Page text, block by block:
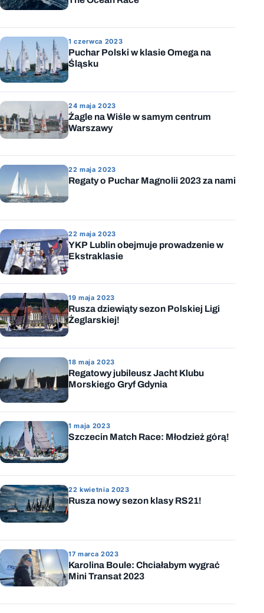
1 czerwca 2023
Puchar Polski w klasie Omega na
Śląsku
24 maja 2023
Żagle na Wiśle w samym centrum
Warszawy
22 maja 2023
Regaty o Puchar Magnolii 2023 za nami
22 maja 2023
YKP Lublin obejmuje prowadzenie w
Ekstraklasie
19 maja 2023
Rusza dziewiąty sezon Polskiej Ligi
Żeglarskiej!
18 maja 2023
Regatowy jubileusz Jacht Klubu
Morskiego Gryf Gdynia
1 maja 2023
Szczecin Match Race: Młodzież górą!
22 kwietnia 2023
Rusza nowy sezon klasy RS21!
17 marca 2023
Karolina Boule: Chciałabym wygrać
Mini Transat 2023